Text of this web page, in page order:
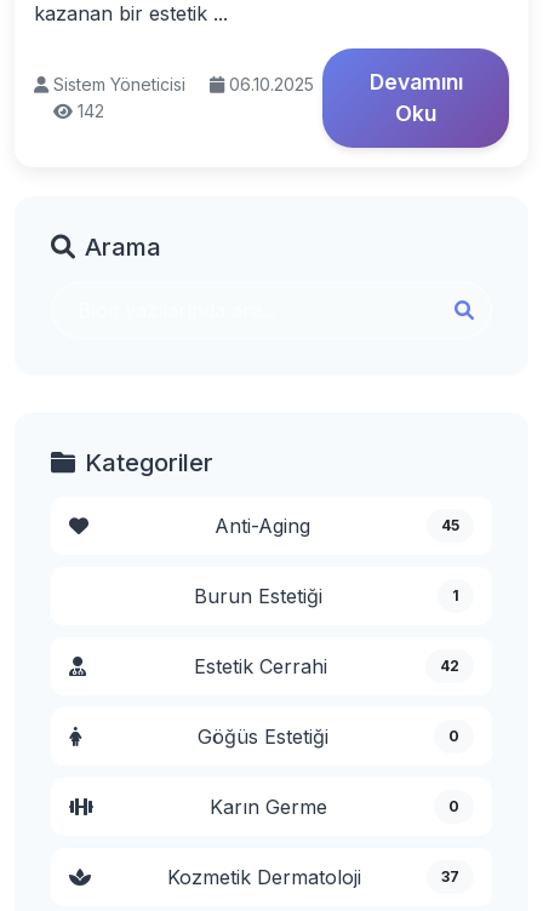
kazanan bir estetik ...
Sistem Yöneticisi
06.10.2025
142
Devamını
Oku
Arama
Kategoriler
Anti-Aging 45
Burun Estetiği 1
Estetik Cerrahi 42
Göğüs Estetiği 0
Karın Germe 0
Kozmetik Dermatoloji 37